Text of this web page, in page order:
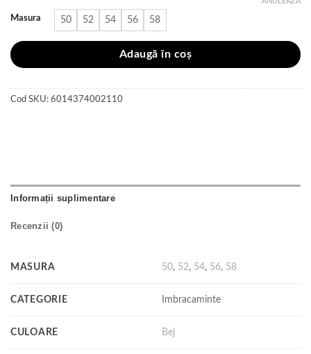
Masura 50 52 54 56 58
Adaugă în coș
Cod SKU: 6014374002110
Informații suplimentare
Recenzii (0)
MASURA 50, 52, 54, 56, 58
CATEGORIE Imbracaminte
CULOARE Bej